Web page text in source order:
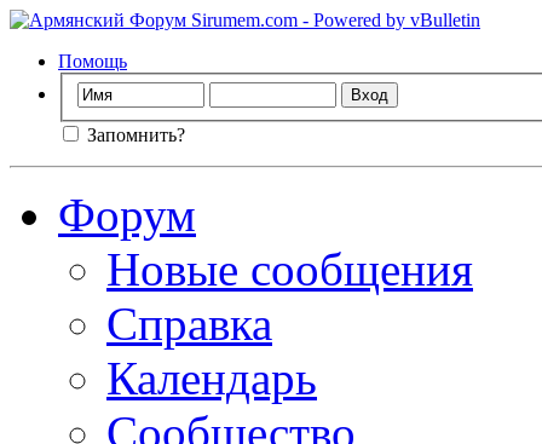
Помощь
Запомнить?
Форум
Новые сообщения
Справка
Календарь
Сообщество